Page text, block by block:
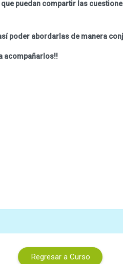
puedan compartir las
poder abordarlas de manera
acompañarlos!!
Regresar a Curso